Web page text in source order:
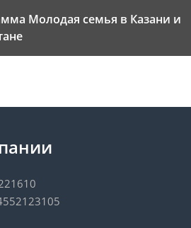
Молодая семья в Казани и